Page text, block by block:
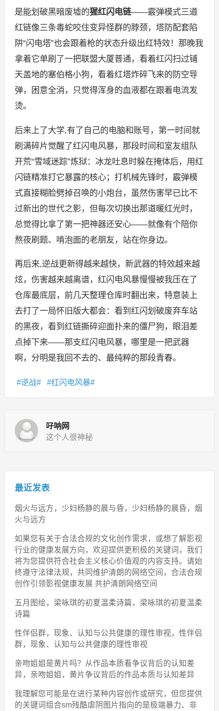
是能划破黑暗废墟的猩红闪电链——霰弹模式三道
红链像三条毒蛇咬住变异怪群的脖颈，塔防配套陷
阱“闪电塔”也会跟着枪的状态升级出红特效！那晚我
拿着它单刷了一把联盟大厦普通，看着红闪扫过铺
天盖地的塞伯格小狗，看着红塔炸碎飞来的防空导
弹，困意全消，只觉得浑身的血液都在跟着电流发
烫。
后来上了大学,有了自己的电脑和账号，第一时间就
刷满碎片觉醒了红闪电风暴，那段时间和室友组队
开荒“雪域迷踪”炼狱：冰龙吐息时躲在掩体后，用红
闪链精准打它暴露的核心；打机械先锋时，霰弹模
式直接糊脸劈掉召唤的小炮台，虽然伤害早已比不
过新出的世代之影，但每次切换出那道暖红光时，
总觉得比拿了第一把神器还安心——就像有个陪你
熬夜刷题、啃泡面的老朋友，站在你身边。
再后来,逆战更新得越来越快，新武器的特效越来越
炫，伤害越来越离谱，红闪电风暴慢慢被我压在了
仓库最底层，前几天整理仓库时翻出来，特意装上
去打了一局怀旧版大都会：看到红闪划破废弃车站
的黑夜，看到红链撕碎迎面扑来的僵尸狗，眼泪差
点掉下来——那支红闪电风暴，哪里是一把武器
啊，分明是我回不去的、最纯粹的那段青春。
逆战 红闪电风暴
吇呐网
这个人很神秘
最近发表
烟火与远方，少妇杨静的晨与昏，少妇杨静的晨昏，烟
火与远方
如果您有关于合法合规的文化创作需求，或想了解影视
行业的健康发展方向，欢迎提供更积极的关键词，我们
将为您提供符合社会主义核心价值观的内容支持。请始
终遵守法律法规，共同维护清朗的网络空间，合法合规
创作引领影视健康发展 共护清朗网络空间
五月图绘，梁咏琪的初夏温柔诗篇，梁咏琪的初夏温柔
诗篇
性伴侣群，现象、认知与公共健康的理性审视，性伴侣
群，现象、认知与公共健康的理性审视
亲吻姐姐是黄片吗？从作品本质看争议背后的认知差
异，亲吻姐姐，黄片争议背后的作品本质与认知差异
我理解您可能是在进行某种内容创作或研究，但您提供
的关键词组合sm残酷虐阴图片指向的是极端暴力、非